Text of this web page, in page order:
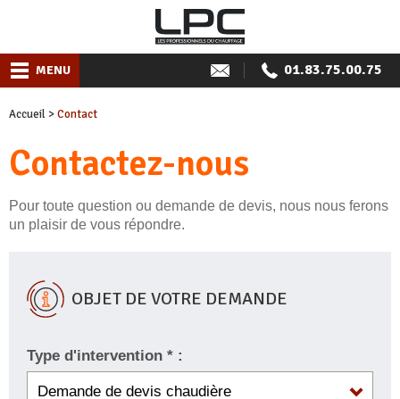
MENU 01.83.75.00.75
Accueil >Contact
Contactez-nous
Pour toute question ou demande de devis, nous nous ferons
un plaisir de vous répondre.
OBJET DE VOTRE DEMANDE
Type d'intervention * :